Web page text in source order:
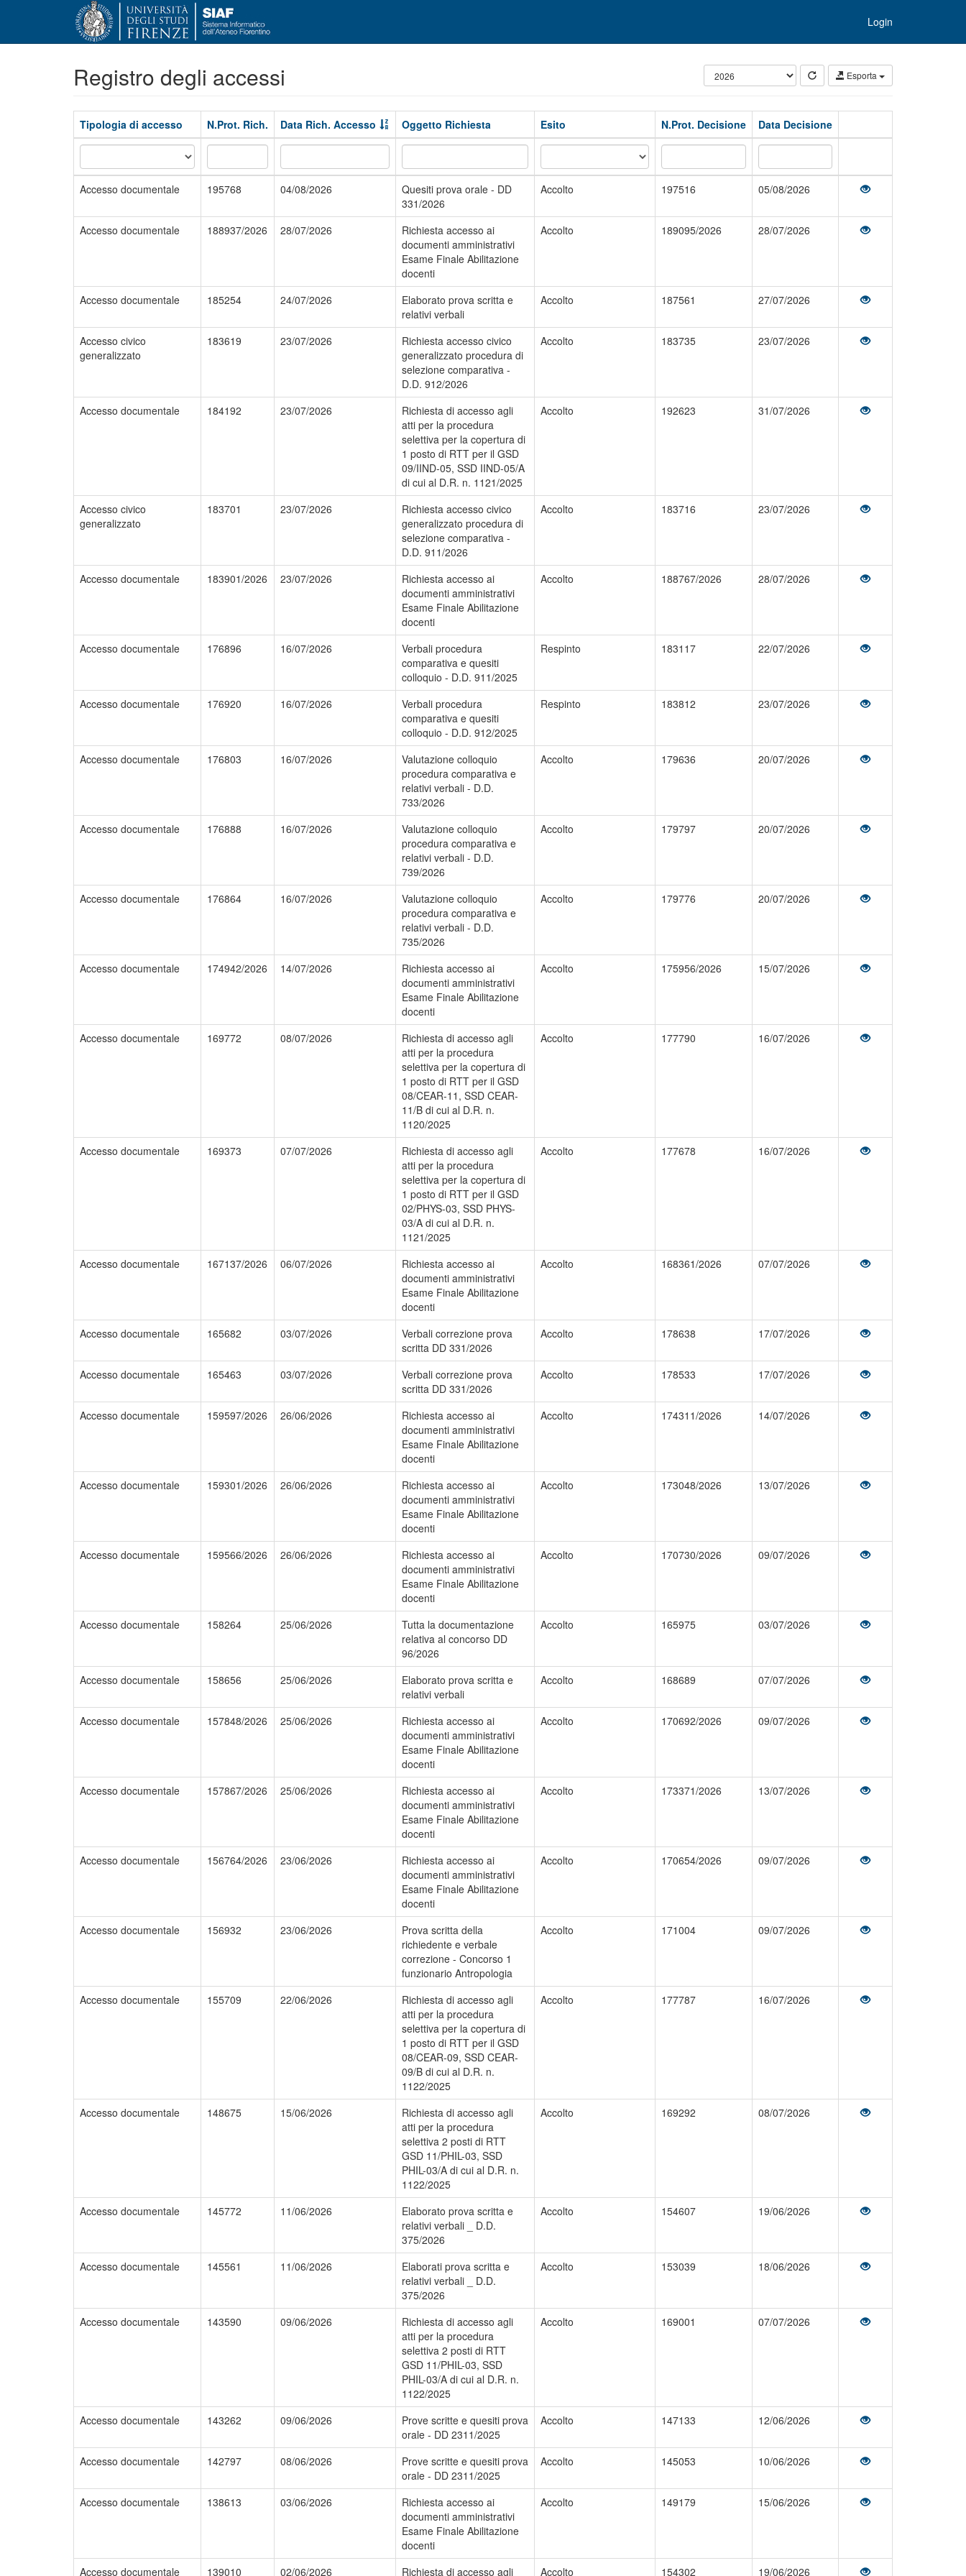
Login
Esporta
Registro degli accessi
Tipologia di accesso N.Prot. Rich. Data Rich. Accesso Oggetto Richiesta Esito N.Prot. Decisione Data Decisione
Accesso documentale 195768 04/08/2026
Quesiti prova orale - DD
331/2026
Accolto 197516 05/08/2026
Accesso documentale 188937/2026 28/07/2026
Richiesta accesso ai
documenti amministrativi
Esame Finale Abilitazione
docenti
Accolto 189095/2026 28/07/2026
Accesso documentale 185254 24/07/2026
Elaborato prova scritta e
relativi verbali
Accolto 187561 27/07/2026
Accesso civico
generalizzato
183619 23/07/2026
Richiesta accesso civico
generalizzato procedura di
selezione comparativa -
D.D. 912/2026
Accolto 183735 23/07/2026
Accesso documentale 184192 23/07/2026
Richiesta di accesso agli
atti per la procedura
selettiva per la copertura di
1 posto di RTT per il GSD
09/IIND-05, SSD IIND-05/A
di cui al D.R. n. 1121/2025
Accolto 192623 31/07/2026
Accesso civico
generalizzato
183701 23/07/2026
Richiesta accesso civico
generalizzato procedura di
selezione comparativa -
D.D. 911/2026
Accolto 183716 23/07/2026
Accesso documentale 183901/2026 23/07/2026
Richiesta accesso ai
documenti amministrativi
Esame Finale Abilitazione
docenti
Accolto 188767/2026 28/07/2026
Accesso documentale 176896 16/07/2026
Verbali procedura
comparativa e quesiti
colloquio - D.D. 911/2025
Respinto 183117 22/07/2026
Accesso documentale 176920 16/07/2026
Verbali procedura
comparativa e quesiti
colloquio - D.D. 912/2025
Respinto 183812 23/07/2026
Accesso documentale 176803 16/07/2026
Valutazione colloquio
procedura comparativa e
relativi verbali - D.D.
733/2026
Accolto 179636 20/07/2026
Accesso documentale 176888 16/07/2026
Valutazione colloquio
procedura comparativa e
relativi verbali - D.D.
739/2026
Accolto 179797 20/07/2026
Accesso documentale 176864 16/07/2026
Valutazione colloquio
procedura comparativa e
relativi verbali - D.D.
735/2026
Accolto 179776 20/07/2026
Accesso documentale 174942/2026 14/07/2026
Richiesta accesso ai
documenti amministrativi
Esame Finale Abilitazione
docenti
Accolto 175956/2026 15/07/2026
Accesso documentale 169772 08/07/2026
Richiesta di accesso agli
atti per la procedura
selettiva per la copertura di
1 posto di RTT per il GSD
08/CEAR-11, SSD CEAR-
11/B di cui al D.R. n.
1120/2025
Accolto 177790 16/07/2026
Accesso documentale 169373 07/07/2026
Richiesta di accesso agli
atti per la procedura
selettiva per la copertura di
1 posto di RTT per il GSD
02/PHYS-03, SSD PHYS-
03/A di cui al D.R. n.
1121/2025
Accolto 177678 16/07/2026
Accesso documentale 167137/2026 06/07/2026
Richiesta accesso ai
documenti amministrativi
Esame Finale Abilitazione
docenti
Accolto 168361/2026 07/07/2026
Accesso documentale 165682 03/07/2026
Verbali correzione prova
scritta DD 331/2026
Accolto 178638 17/07/2026
Accesso documentale 165463 03/07/2026
Verbali correzione prova
scritta DD 331/2026
Accolto 178533 17/07/2026
Accesso documentale 159597/2026 26/06/2026
Richiesta accesso ai
documenti amministrativi
Esame Finale Abilitazione
docenti
Accolto 174311/2026 14/07/2026
Accesso documentale 159301/2026 26/06/2026
Richiesta accesso ai
documenti amministrativi
Esame Finale Abilitazione
docenti
Accolto 173048/2026 13/07/2026
Accesso documentale 159566/2026 26/06/2026
Richiesta accesso ai
documenti amministrativi
Esame Finale Abilitazione
docenti
Accolto 170730/2026 09/07/2026
Accesso documentale 158264 25/06/2026
Tutta la documentazione
relativa al concorso DD
96/2026
Accolto 165975 03/07/2026
Accesso documentale 158656 25/06/2026
Elaborato prova scritta e
relativi verbali
Accolto 168689 07/07/2026
Accesso documentale 157848/2026 25/06/2026
Richiesta accesso ai
documenti amministrativi
Esame Finale Abilitazione
docenti
Accolto 170692/2026 09/07/2026
Accesso documentale 157867/2026 25/06/2026
Richiesta accesso ai
documenti amministrativi
Esame Finale Abilitazione
docenti
Accolto 173371/2026 13/07/2026
Accesso documentale 156764/2026 23/06/2026
Richiesta accesso ai
documenti amministrativi
Esame Finale Abilitazione
docenti
Accolto 170654/2026 09/07/2026
Accesso documentale 156932 23/06/2026
Prova scritta della
richiedente e verbale
correzione - Concorso 1
funzionario Antropologia
Accolto 171004 09/07/2026
Accesso documentale 155709 22/06/2026
Richiesta di accesso agli
atti per la procedura
selettiva per la copertura di
1 posto di RTT per il GSD
08/CEAR-09, SSD CEAR-
09/B di cui al D.R. n.
1122/2025
Accolto 177787 16/07/2026
Accesso documentale 148675 15/06/2026
Richiesta di accesso agli
atti per la procedura
selettiva 2 posti di RTT
GSD 11/PHIL-03, SSD
PHIL-03/A di cui al D.R. n.
1122/2025
Accolto 169292 08/07/2026
Accesso documentale 145772 11/06/2026
Elaborato prova scritta e
relativi verbali _ D.D.
375/2026
Accolto 154607 19/06/2026
Accesso documentale 145561 11/06/2026
Elaborati prova scritta e
relativi verbali _ D.D.
375/2026
Accolto 153039 18/06/2026
Accesso documentale 143590 09/06/2026
Richiesta di accesso agli
atti per la procedura
selettiva 2 posti di RTT
GSD 11/PHIL-03, SSD
PHIL-03/A di cui al D.R. n.
1122/2025
Accolto 169001 07/07/2026
Accesso documentale 143262 09/06/2026
Prove scritte e quesiti prova
orale - DD 2311/2025
Accolto 147133 12/06/2026
Accesso documentale 142797 08/06/2026
Prove scritte e quesiti prova
orale - DD 2311/2025
Accolto 145053 10/06/2026
Accesso documentale 138613 03/06/2026
Richiesta accesso ai
documenti amministrativi
Esame Finale Abilitazione
docenti
Accolto 149179 15/06/2026
Accesso documentale 139010 02/06/2026 Richiesta di accesso agli Accolto 154302 19/06/2026